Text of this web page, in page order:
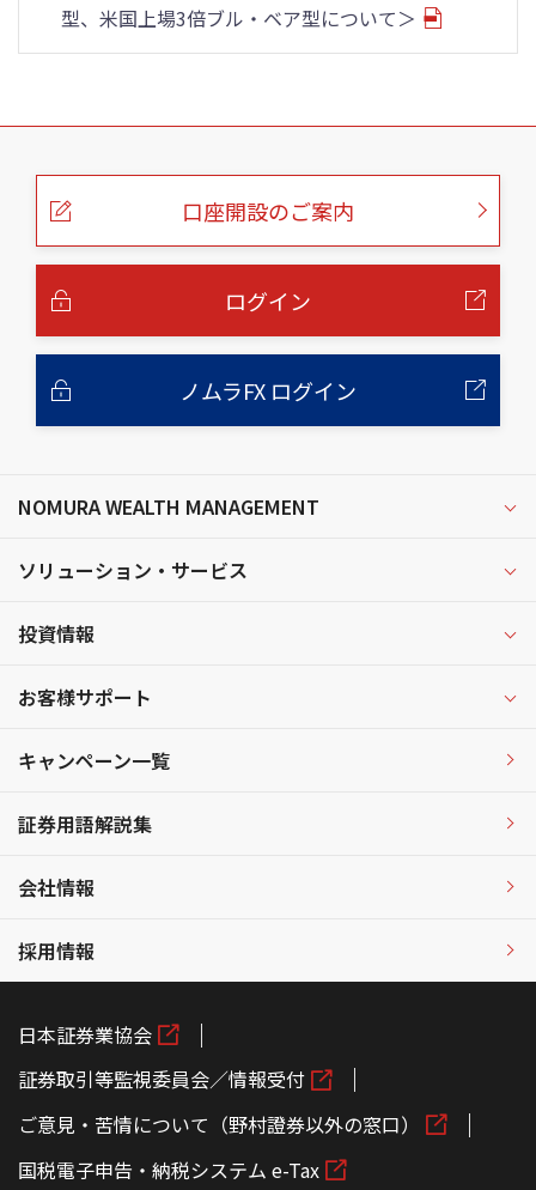
型、米国上場3倍ブル・ベア型について＞
こ
口座開設のご案内
ログイン
ノムラFX ログイン
NOMURA WEALTH MANAGEMENT
ソリューション・サービス
投資情報
お客様サポート
キャンペーン一覧
証券用語解説集
会社情報
採用情報
日本証券業協会
証券取引等監視委員会／情報受付
ご意見・苦情について（野村證券以外の窓口）
国税電子申告・納税システム e-Tax